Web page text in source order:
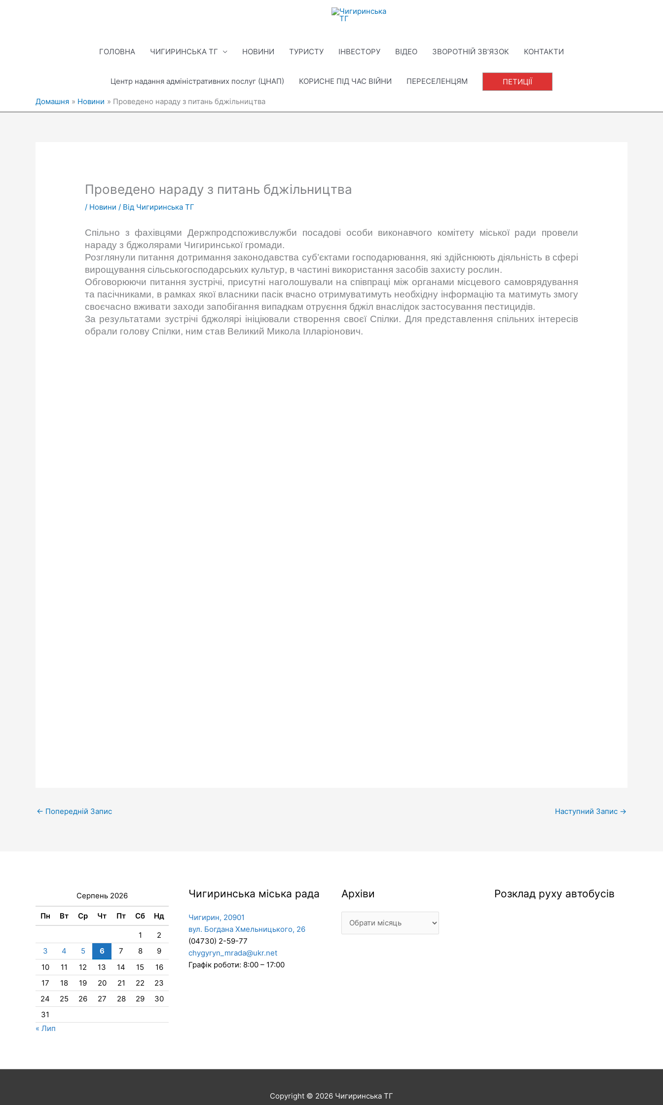
ГОЛОВНА ЧИГИРИНСЬКА ТГ НОВИНИ ТУРИСТУ ІНВЕСТОРУ ВІДЕО ЗВОРОТНІЙ ЗВ’ЯЗОК КОНТАКТИ
Центр надання адміністративних послуг (ЦНАП) КОРИСНЕ ПІД ЧАС ВІЙНИ ПЕРЕСЕЛЕНЦЯМ ПЕТИЦІЇ
Домашня Новини Проведено нараду з питань бджільництва
Проведено нараду з питань бджільництва
/ Новини / Від Чигиринська ТГ
Спільно з фахівцями Держпродспоживслужби посадові особи виконавчого комітету міської ради провели
нараду з бджолярами Чигиринської громади.
Розглянули питання дотримання законодавства суб’єктами господарювання, які здійснюють діяльність в сфері
вирощування сільськогосподарських культур, в частині використання засобів захисту рослин.
Обговорюючи питання зустрічі, присутні наголошували на співпраці між органами місцевого самоврядування
та пасічниками, в рамках якої власники пасік вчасно отримуватимуть необхідну інформацію та матимуть змогу
своєчасно вживати заходи запобігання випадкам отруєння бджіл внаслідок застосування пестицидів.
За результатами зустрічі бджолярі ініціювали створення своєї Спілки. Для представлення спільних інтересів
обрали голову Спілки, ним став Великий Микола Ілларіонович.
← Попередній Запис Наступний Запис →
Серпень 2026
Пн Вт Ср Чт Пт Сб Нд
1
2
3
4 5 6 7 8
9
10
11 12 13 14 15
16
17
18 19 20 21 22
23
24
25 26 27 28 29
30
31
« Лип
Чигиринська міська рада
Чигирин, 20901
вул. Богдана Хмельницького, 26
(04730) 2-59-77
chygyryn_mrada@ukr.net
Графік роботи: 8:00 – 17:00
Архіви
Архіви Розклад руху автобусів
Copyright © 2026 Чигиринська ТГ